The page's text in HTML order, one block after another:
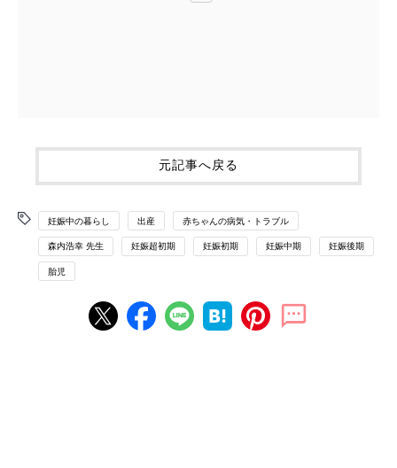
元記事へ戻る
妊娠中の暮らし 出産 赤ちゃんの病気・トラブル
森内浩幸 先生 妊娠超初期 妊娠初期 妊娠中期 妊娠後期
胎児